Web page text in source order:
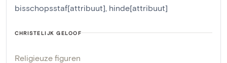
bisschopsstaf[attribuut], hinde[attribuut]
CHRISTELIJK GELOOF
Religieuze figuren